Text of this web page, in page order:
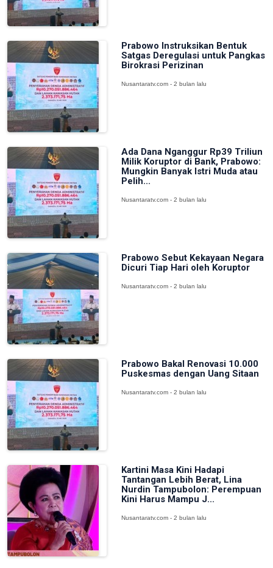
Prabowo Instruksikan Bentuk
Satgas Deregulasi untuk Pangkas
Birokrasi Perizinan
Nusantaratv.com - 2 bulan lalu
Ada Dana Nganggur Rp39 Triliun
Milik Koruptor di Bank, Prabowo:
Mungkin Banyak Istri Muda atau
Pelih...
Nusantaratv.com - 2 bulan lalu
Prabowo Sebut Kekayaan Negara
Dicuri Tiap Hari oleh Koruptor
Nusantaratv.com - 2 bulan lalu
Prabowo Bakal Renovasi 10.000
Puskesmas dengan Uang Sitaan
Nusantaratv.com - 2 bulan lalu
Kartini Masa Kini Hadapi
Tantangan Lebih Berat, Lina
Nurdin Tampubolon: Perempuan
Kini Harus Mampu J...
Nusantaratv.com - 2 bulan lalu